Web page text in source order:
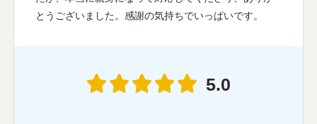
とうございました。感謝の気持ちでいっぱいです。
5.0